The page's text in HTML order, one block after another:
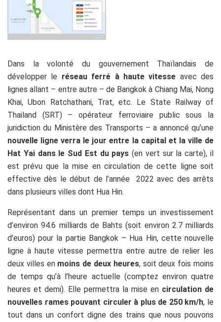
Dans la volonté du gouvernement Thaïlandais de
développer le réseau ferré à haute vitesse avec des
lignes allant – entre autre – de Bangkok à Chiang Mai, Nong
Khai, Ubon Ratchathani, Trat, etc. Le State Railway of
Thailand (SRT) – opérateur ferroviaire public sous la
juridiction du Ministère des Transports – a annoncé qu’une
nouvelle ligne verra le jour entre la capital et la ville de
Hat Yai dans le Sud Est du pays (en vert sur la carte), il
est prévu que la mise en circulation de cette ligne soit
effective dès le début de l’année 2022 avec des arrêts
dans plusieurs villes dont Hua Hin.
Représentant dans un premier temps un investissement
d’environ 94.6 milliards de Bahts (soit environ 2.7 milliards
d’euros) pour la partie Bangkok – Hua Hin, cette nouvelle
ligne à haute vitesse permettra entre autre de relier les
deux villes en moins de deux heures, soit deux fois moins
de temps qu’à l’heure actuelle (comptez environ quatre
heures et demi). Elle permettra la mise en circulation de
nouvelles rames pouvant circuler à plus de 250 km/h, le
tout dans un confort digne des trains que nous pouvons